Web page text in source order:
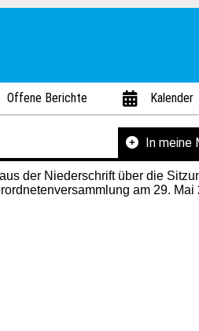
Offene Berichte Kalender
In meine
der Niederschrift über die
am 29. Mai